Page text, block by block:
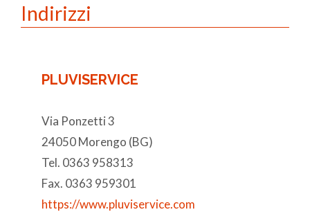
Indirizzi
PLUVISERVICE
Via Ponzetti 3
24050 Morengo (BG)
Tel. 0363 958313
Fax. 0363 959301
https://www.pluviservice.com